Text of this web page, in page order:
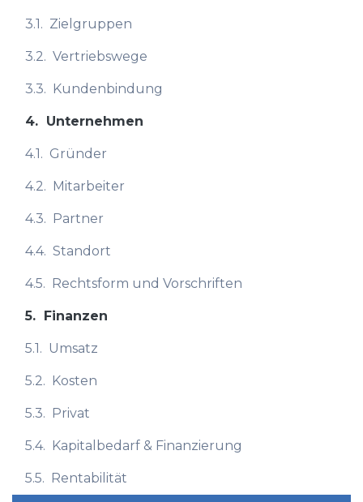
3.1. Zielgruppen
3.2. Vertriebswege
3.3. Kundenbindung
4. Unternehmen
4.1. Gründer
4.2. Mitarbeiter
4.3. Partner
4.4. Standort
4.5. Rechtsform und Vorschriften
5. Finanzen
5.1. Umsatz
5.2. Kosten
5.3. Privat
5.4. Kapitalbedarf & Finanzierung
5.5. Rentabilität